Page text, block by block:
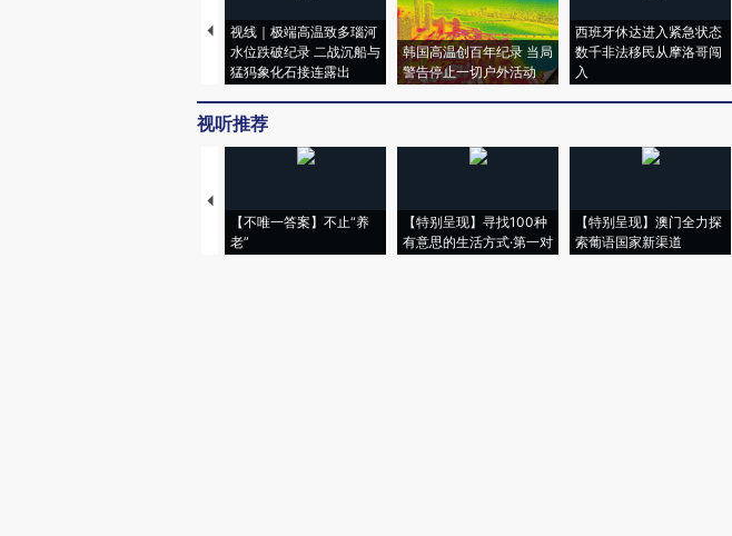
视线｜极端高温致多瑙河
水位跌破纪录 二战沉船与
猛犸象化石接连露出
韩国高温创百年纪录 当局
警告停止一切户外活动
西班牙休达进入紧急状态
数千非法移民从摩洛哥闯
入
视听推荐
【不唯一答案】不止“养
老”
【特别呈现】寻找100种
有意思的生活方式·第一对
【特别呈现】澳门全力探
索葡语国家新渠道